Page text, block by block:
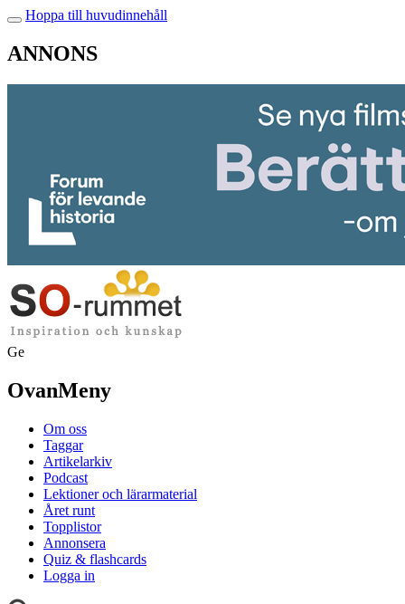
Hoppa till huvudinnehåll
ANNONS
Ge
OvanMeny
Om oss
Taggar
Artikelarkiv
Podcast
Lektioner och lärarmaterial
Året runt
Topplistor
Annonsera
Quiz & flashcards
Logga in